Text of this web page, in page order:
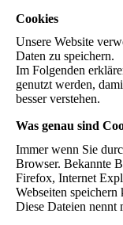
Cookies
Unsere Website
Daten zu speichern.
Im Folgenden
genutzt werden,
besser verstehen.
Was genau sind
Immer wenn Sie
Browser. Bekannte
Firefox, Internet
Webseiten
Diese Dateien nennt